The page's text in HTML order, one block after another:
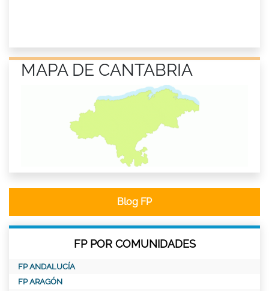
MAPA DE CANTABRIA
Blog FP
FP POR COMUNIDADES
FP ANDALUCÍA
FP ARAGÓN